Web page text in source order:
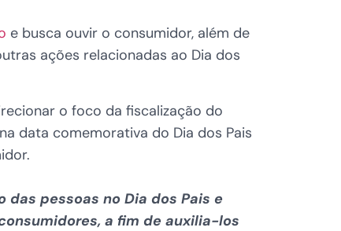
e busca ouvir o consumidor, além de
ações relacionadas ao Dia dos
o foco da fiscalização do
data comemorativa do Dia dos Pais
pessoas no Dia dos Pais e
a fim de auxilia-los